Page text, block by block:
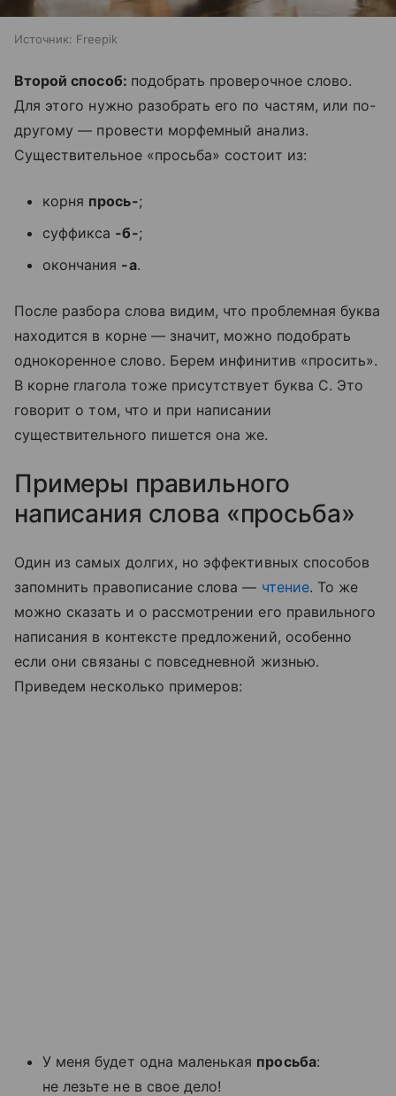
Источник: Freepik
Второй способ: подобрать проверочное слово.
Для этого нужно разобрать его по частям, или по-
другому — провести морфемный анализ.
Существительное «просьба» состоит из:
корня прось-;
суффикса -б-;
окончания -а.
После разбора слова видим, что проблемная буква
находится в корне — значит, можно подобрать
однокоренное слово. Берем инфинитив «просить».
В корне глагола тоже присутствует буква С. Это
говорит о том, что и при написании
существительного пишется она же.
Примеры правильного
написания слова «просьба»
Один из самых долгих, но эффективных способов
запомнить правописание слова — чтение. То же
можно сказать и о рассмотрении его правильного
написания в контексте предложений, особенно
если они связаны с повседневной жизнью.
Приведем несколько примеров:
У меня будет одна маленькая просьба:
не лезьте не в свое дело!